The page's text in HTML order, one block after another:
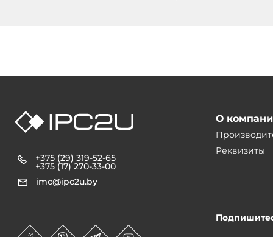
+375 (29) 319-52-65
+375 (17) 270-33-00
imc@ipc2u.by
О
Реквизиты